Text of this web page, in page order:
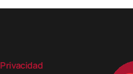
Privacidad